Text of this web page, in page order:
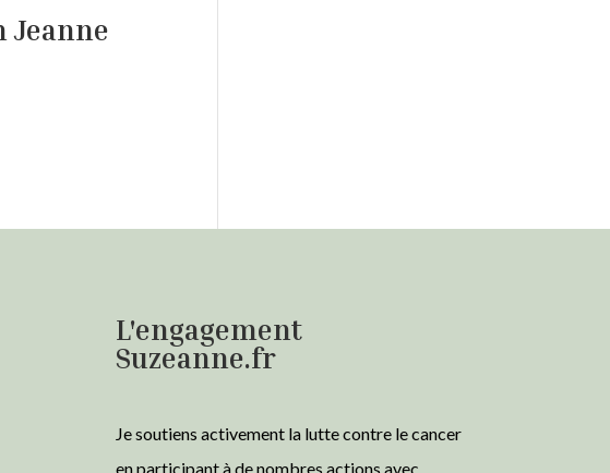
Jeanne
L'engagement
Suzeanne.fr
Je soutiens activement la lutte contre le cancer
en participant à de nombres actions avec